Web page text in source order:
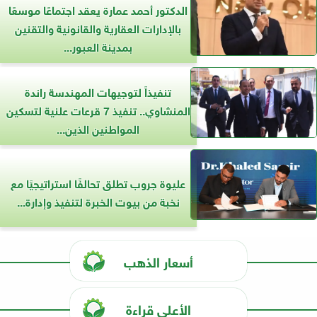
الدكتور أحمد عمارة يعقد اجتماعًا موسعًا
بالإدارات العقارية والقانونية والتقنين
بمدينة العبور...
تنفيذاً لتوجيهات المهندسة راندة
المنشاوي.. تنفيذ 7 قرعات علنية لتسكين
المواطنين الذين...
عليوة جروب تطلق تحالفًا استراتيجيًا مع
نخبة من بيوت الخبرة لتنفيذ وإدارة...
أسعار الذهب
الأعلى قراءة